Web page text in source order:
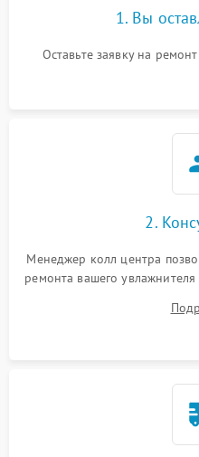
1. Вы
Оставьте заявку на
2.
Менеджер колл центра
ремонта вашего